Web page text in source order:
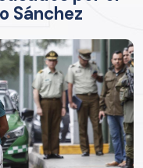
Sánchez